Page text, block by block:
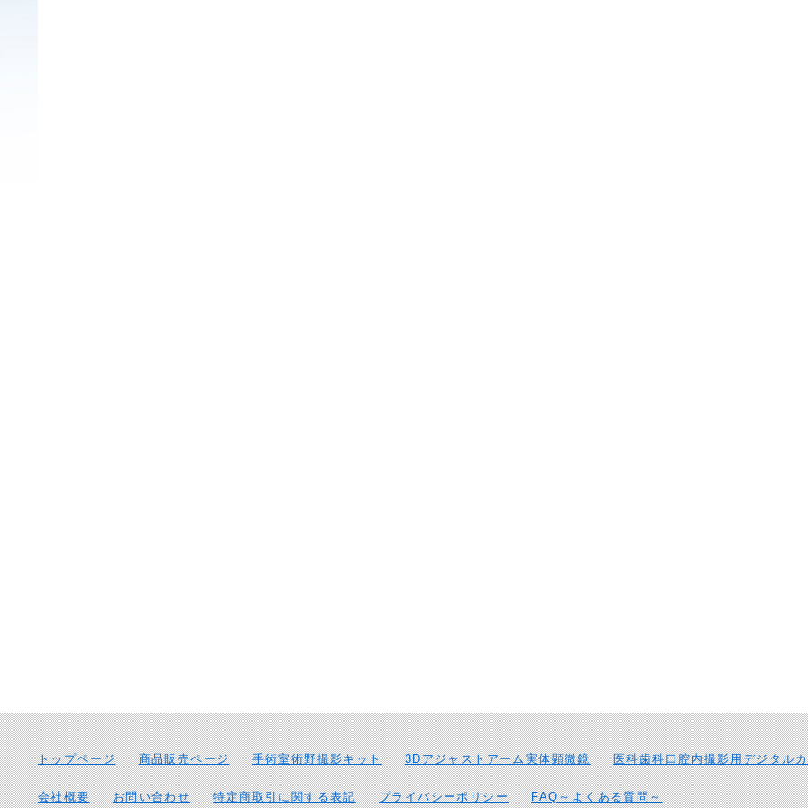
トップページ 商品販売ページ 手術室術野撮影キット 3Dアジャストアーム実体顕微鏡 医科歯科口腔内撮影用デジタル
会社概要 お問い合わせ 特定商取引に関する表記 プライバシーポリシー FAQ～よくある質問～